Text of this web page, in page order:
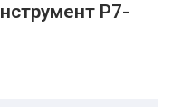
Р7-